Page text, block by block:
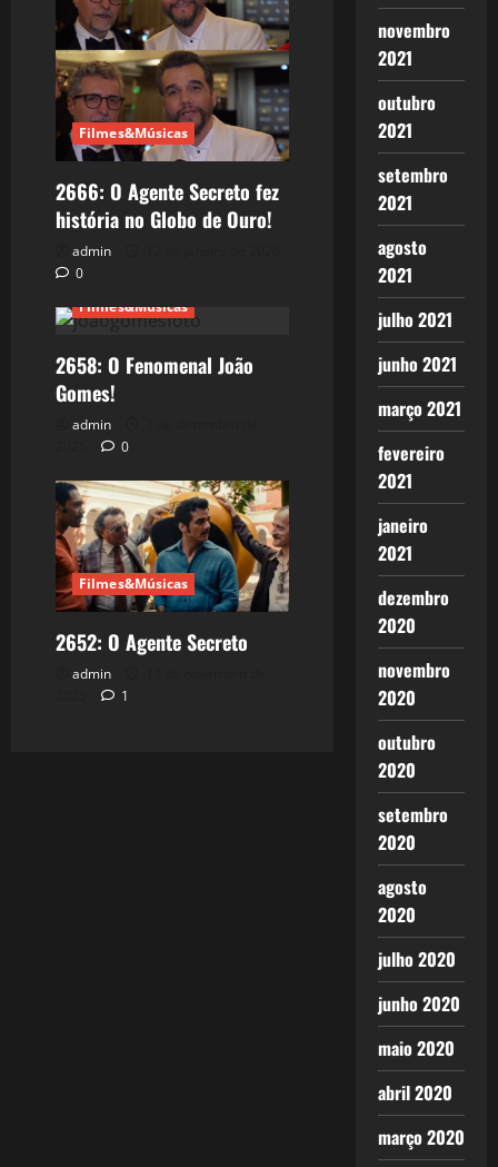
Filmes&Músicas
2666: O Agente Secreto fez
história no Globo de Ouro!
admin
0
Filmes&Músicas
2658: O Fenomenal João
Gomes!
admin
0
Filmes&Músicas
2652: O Agente Secreto
admin
1
novembro
2021
outubro
2021
setembro
2021
agosto
2021
julho 2021
junho 2021
março 2021
fevereiro
2021
janeiro
2021
dezembro
2020
novembro
2020
outubro
2020
setembro
2020
agosto
2020
julho 2020
junho 2020
maio 2020
abril 2020
março 2020